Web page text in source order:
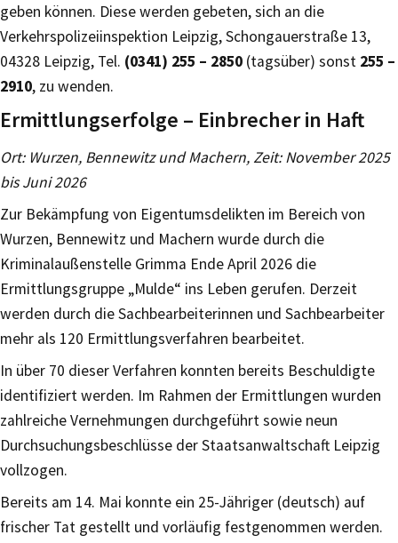
geben können. Diese werden gebeten, sich an die
Verkehrspolizeiinspektion Leipzig, Schongauerstraße 13,
04328 Leipzig, Tel. (0341) 255 – 2850 (tagsüber) sonst 255 –
2910, zu wenden.
Ermittlungserfolge – Einbrecher in Haft
Ort: Wurzen, Bennewitz und Machern, Zeit: November 2025
bis Juni 2026
Zur Bekämpfung von Eigentumsdelikten im Bereich von
Wurzen, Bennewitz und Machern wurde durch die
Kriminalaußenstelle Grimma Ende April 2026 die
Ermittlungsgruppe „Mulde“ ins Leben gerufen. Derzeit
werden durch die Sachbearbeiterinnen und Sachbearbeiter
mehr als 120 Ermittlungsverfahren bearbeitet.
In über 70 dieser Verfahren konnten bereits Beschuldigte
identifiziert werden. Im Rahmen der Ermittlungen wurden
zahlreiche Vernehmungen durchgeführt sowie neun
Durchsuchungsbeschlüsse der Staatsanwaltschaft Leipzig
vollzogen.
Bereits am 14. Mai konnte ein 25-Jähriger (deutsch) auf
frischer Tat gestellt und vorläufig festgenommen werden.